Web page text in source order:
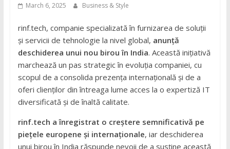
March 6, 2025 Business & Style
rinf.tech, companie specializată în furnizarea de soluții
și servicii de tehnologie la nivel global, anunță
deschiderea unui nou birou în India. Această inițiativă
marchează un pas strategic în evoluția companiei, cu
scopul de a consolida prezența internațională și de a
oferi clienților din întreaga lume acces la o expertiză IT
diversificată și de înaltă calitate.
rinf.tech a înregistrat o creștere semnificativă pe
piețele europene și internaționale, iar deschiderea
unui birou în India răspunde nevoii de a susține această